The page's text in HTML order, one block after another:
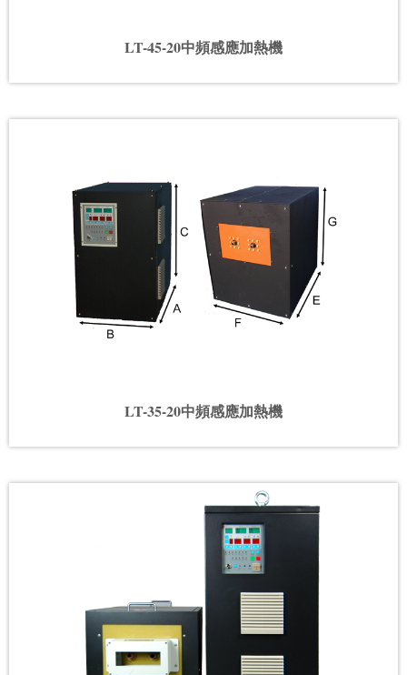
LT-45-20中頻感應加熱機
LT-35-20中頻感應加熱機